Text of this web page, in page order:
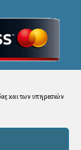
και των υπηρεσιών